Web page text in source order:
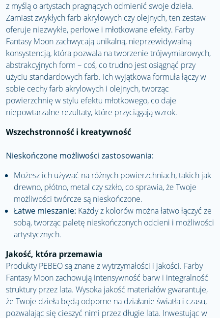
z myślą o artystach pragnących odmienić swoje dzieła.
Zamiast zwykłych farb akrylowych czy olejnych, ten zestaw
oferuje niezwykłe, perłowe i młotkowane efekty. Farby
Fantasy Moon zachwycają unikalną, nieprzewidywalną
konsystencją, która pozwala na tworzenie trójwymiarowych,
abstrakcyjnych form – coś, co trudno jest osiągnąć przy
użyciu standardowych farb. Ich wyjątkowa formuła łączy w
sobie cechy farb akrylowych i olejnych, tworząc
powierzchnię w stylu efektu młotkowego, co daje
niepowtarzalne rezultaty, które przyciągają wzrok.
Wszechstronność i kreatywność
Nieskończone możliwości zastosowania:
Możesz ich używać na różnych powierzchniach, takich jak
drewno, płótno, metal czy szkło, co sprawia, że Twoje
możliwości twórcze są nieskończone.
Łatwe mieszanie: Każdy z kolorów można łatwo łączyć ze
sobą, tworząc paletę nieskończonych odcieni i możliwości
artystycznych.
Jakość, która przemawia
Produkty PEBEO są znane z wytrzymałości i jakości. Farby
Fantasy Moon zachowują intensywność barw i integralność
struktury przez lata. Wysoka jakość materiałów gwarantuje,
że Twoje dzieła będą odporne na działanie światła i czasu,
pozwalając się cieszyć nimi przez długie lata. Inwestując w